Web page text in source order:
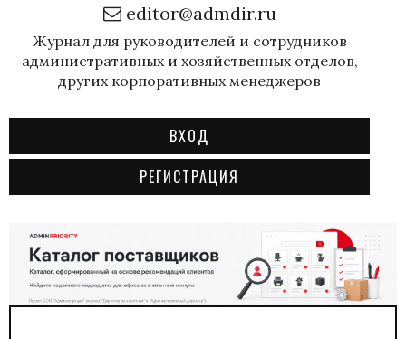
editor@admdir.ru
Журнал для руководителей и сотрудников
административных и хозяйственных отделов,
других корпоративных менеджеров
ВХОД
РЕГИСТРАЦИЯ